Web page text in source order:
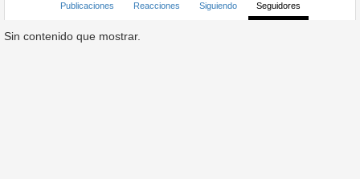
Publicaciones Reacciones Siguiendo Seguidores
Sin contenido que mostrar.